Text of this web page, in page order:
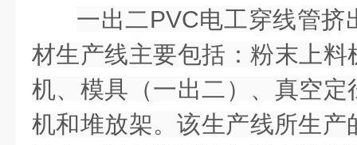
一出二PVC电工穿线管挤
材生产线主要包括：粉末上
机、模具（一出二）、真空
机和堆放架。该生产线所生产